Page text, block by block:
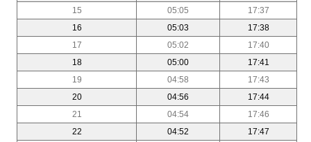
15
05:05
17:37
16
05:03
17:38
17
05:02
17:40
18
05:00
17:41
19
04:58
17:43
20
04:56
17:44
21
04:54
17:46
22
04:52
17:47